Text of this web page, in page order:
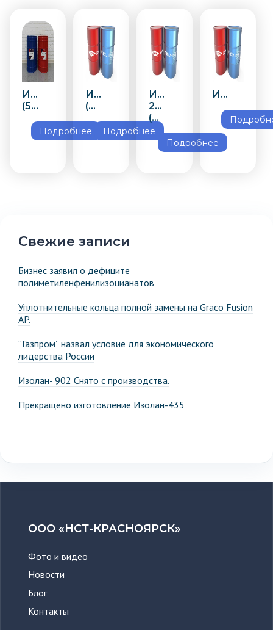
Изолан-134
(50кг+50кг)
Подробнее
Изолан-134
(480кг)
Подробнее
Изолан
224
(450кг)
Подробнее
Изолан-132(480кг)
Свежие записи
Бизнес заявил о дефиците
полиметиленфенилизоцианатов
Уплотнительные кольца полной замены на Graco Fusion
AP.
“Газпром” назвал условие для экономического
лидерства России
Изолан- 902 Снято с производства.
Прекращено изготовление Изолан-435
ООО «НСТ-КРАСНОЯРСК»
Фото и видео
Новости
Блог
Контакты